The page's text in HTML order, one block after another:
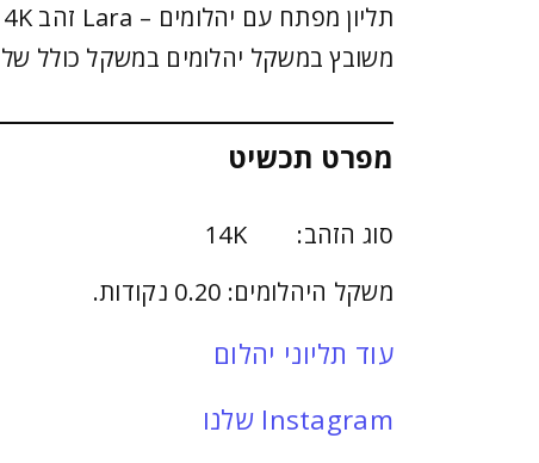
משובץ במשקל יהלומים במשקל כולל של 0.20 קראט.
מפרט תכשיט
סוג הזהב: 14K
משקל היהלומים: 0.20 נקודות.
עוד תליוני יהלום
Instagram שלנו